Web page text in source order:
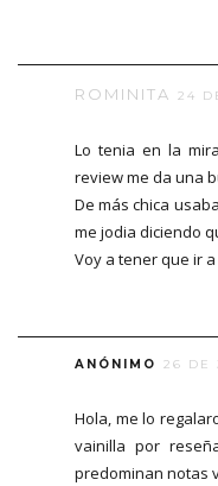
ROMINITA 24
Lo tenia en la
review me da una
De más chica
me jodia diciendo
Voy a tener que ir
ANÓNIMO 26 DE
Hola, me lo
vainilla por
predominan notas